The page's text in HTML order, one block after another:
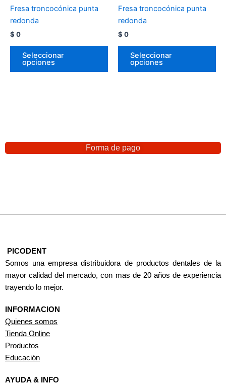
Fresa troncocónica punta
redonda
$ 0
Seleccionar
opciones
Fresa troncocónica punta
redonda
$ 0
Seleccionar
opciones
Forma de pago
PICODENT
Somos una empresa distribuidora de productos dentales de la
mayor calidad del mercado, con mas de 20 años de experiencia
trayendo lo mejor.
INFORMACION
Quienes somos
Tienda Online
Productos
Educación
AYUDA & INFO